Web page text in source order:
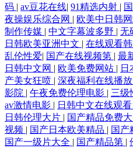
码 | av豆花在线| 91精选内射 |
夜操娱乐综合网 | 欧美中日韩
制作传媒 | 中文字幕波多野 | 无
日韩欧美亚洲中文 | 在线观看
乱伦性爱| 国产在线视频第 | 最
日韩中文网 | 欧美免费网站 | 日
产美女狂喷 | 深夜福利在线播放
影院 | 午夜免费伦理电影 | 三级
av激情电影 | 日韩中文在线观看
日韩伦理大片 | 国产精品免费大
视频 | 国产日本欧美精品 | 国产
国产一级片大全 | 国产精品第 |